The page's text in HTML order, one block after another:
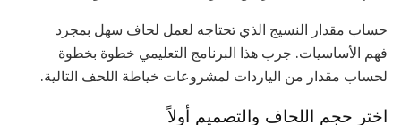
حساب مقدار النسيج الذي تحتاجه لعمل لحاف سهل بمجرد
فهم الأساسيات. جرب هذا البرنامج التعليمي خطوة بخطوة
لحساب مقدار من الياردات لمشروعات خياطة اللحف التالية.
اختر حجم اللحاف والتصميم أولاً